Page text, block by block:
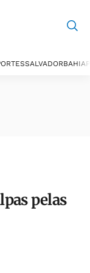
SALVADORBAHIA
pelas